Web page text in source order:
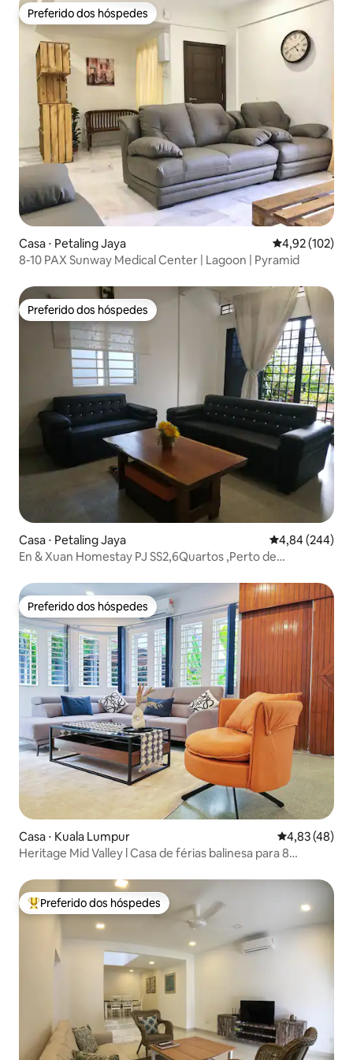
Preferido dos hóspedes
Preferido dos hóspedes
Casa ⋅ Petaling Jaya 4,92 de uma
4,92 (102)
8-10 PAX Sunway Medical Center | Lagoon | Pyramid
Preferido dos hóspedes
Preferido dos hóspedes
Casa ⋅ Petaling Jaya 4,84 de uma
4,84 (244)
En & Xuan Homestay PJ SS2,6Quartos ,Perto de
Preferido dos hóspedes
Preferido dos hóspedes
Casa ⋅ Kuala Lumpur 4,83 de uma
4,83 (48)
Heritage Mid Valley l Casa de férias balinesa para 8
Entre os melhores preferidos dos hóspedes
Preferido dos hóspedes